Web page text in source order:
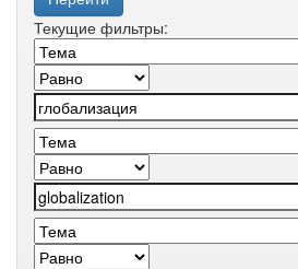
Текущие фильтры: